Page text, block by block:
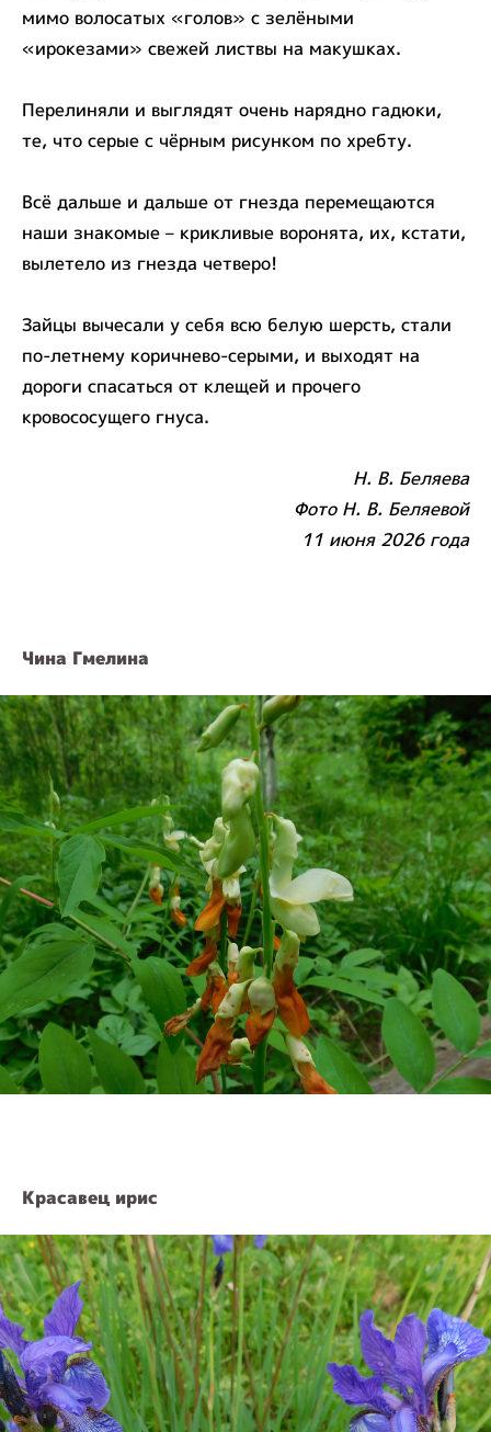
мимо волосатых «голов» с зелёными
«ирокезами» свежей листвы на макушках.
Перелиняли и выглядят очень нарядно гадюки,
те, что серые с чёрным рисунком по хребту.
Всё дальше и дальше от гнезда перемещаются
наши знакомые – крикливые воронята, их, кстати,
вылетело из гнезда четверо!
Зайцы вычесали у себя всю белую шерсть, стали
по-летнему коричнево-серыми, и выходят на
дороги спасаться от клещей и прочего
кровососущего гнуса.
Н. В. Беляева
Фото Н. В. Беляевой
11 июня 2026 года
Чина Гмелина
Красавец ирис